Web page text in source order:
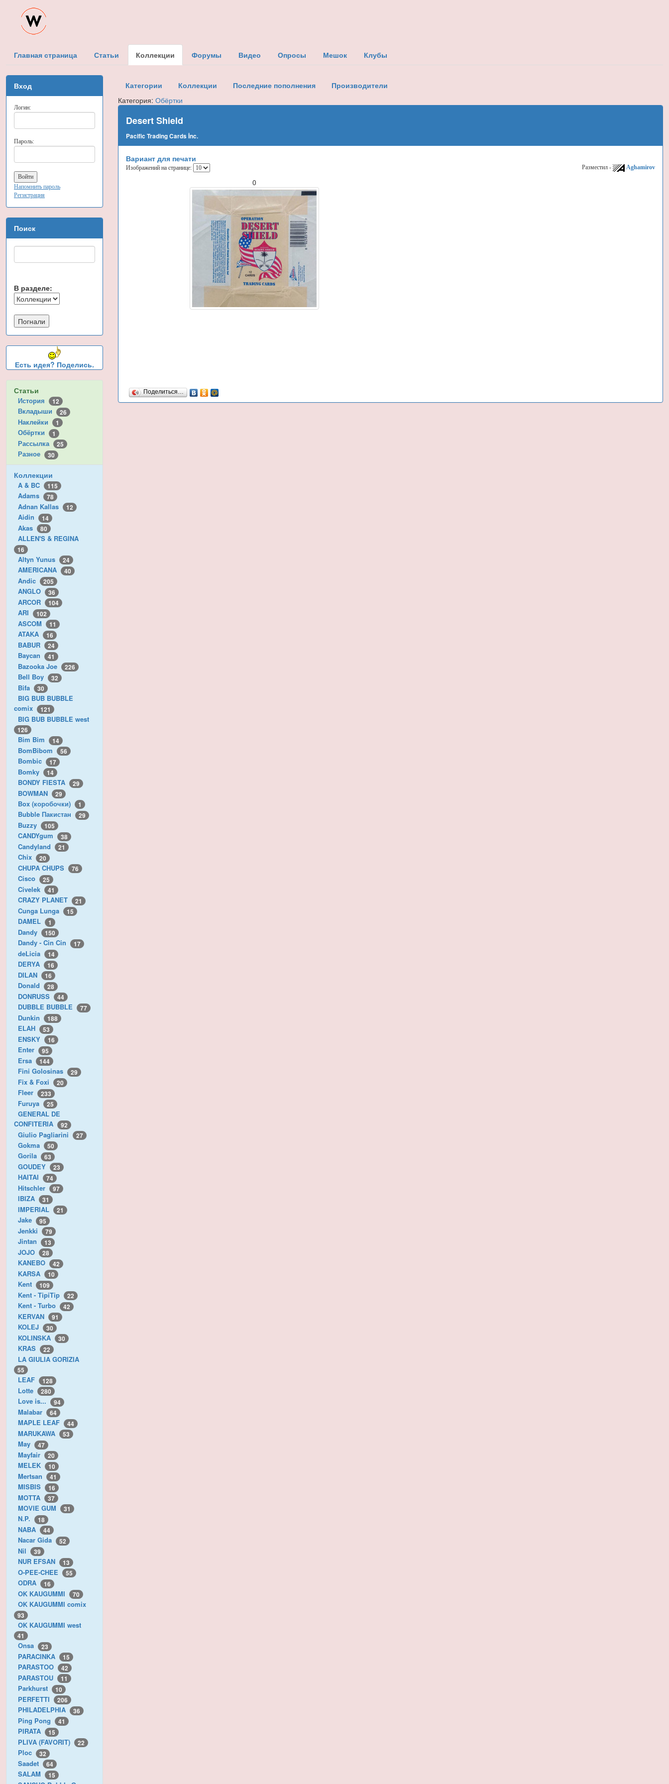
Главная страница Статьи Коллекции Форумы Видео Опросы Мешок Клубы
Вход
Логин:
Пароль:
Напомнить пароль
Регистрация
Поиск
В разделе:
Есть идея? Поделись.
Статьи
История 12
Вкладыши 26
Наклейки 1
Обёртки 1
Рассылка 25
Разное 30
Коллекции
A & BC 115
Adams 78
Adnan Kallas 12
Aidin 14
Akas 80
ALLEN'S & REGINA
16
Altyn Yunus 24
AMERICANA 40
Andic 205
ANGLO 36
ARCOR 104
ARI 102
ASCOM 11
ATAKA 16
BABUR 24
Baycan 41
Bazooka Joe 226
Bell Boy 32
Bifa 30
BIG BUB BUBBLE
comix
121
BIG BUB BUBBLE west
126
Bim Bim 14
BomBibom 56
Bombic 17
Bomky 14
BONDY FIESTA 29
BOWMAN 29
Box (коробочки) 1
Bubble Пакистан 29
Buzzy 105
CANDYgum 38
Candyland 21
Chix 20
CHUPA CHUPS 76
Cisco 25
Civelek 41
CRAZY PLANET 21
Cunga Lunga 15
DAMEL 1
Dandy 150
Dandy - Cin Cin 17
deLicia 14
DERYA 16
DILAN 16
Donald 28
DONRUSS 44
DUBBLE BUBBLE 77
Dunkin 188
ELAH 53
ENSKY 16
Enter 95
Ersa 144
Fini Golosinas 29
Fix & Foxi 20
Fleer 233
Furuya 25
GENERAL DE
CONFITERIA
92
Giulio Pagliarini 27
Gokma 50
Gorila 63
GOUDEY 23
HAITAI 74
Hitschler 97
IBIZA 31
IMPERIAL 21
Jake 95
Jenkki 79
Jintan 13
JOJO 28
KANEBO 42
KARSA 10
Kent 109
Kent - TipiTip 22
Kent - Turbo 42
KERVAN 91
KOLEJ 30
KOLINSKA 30
KRAS 22
LA GIULIA GORIZIA
55
LEAF 128
Lotte 280
Love is... 94
Malabar 64
MAPLE LEAF 44
MARUKAWA 53
May 47
Mayfair 20
MELEK 10
Mertsan 41
MISBIS 16
MOTTA 37
MOVIE GUM 31
N.P. 18
NABA 44
Nacar Gida 52
Nil 39
NUR EFSAN 13
O-PEE-CHEE 55
ODRA 16
OK KAUGUMMI 70
OK KAUGUMMI comix
93
OK KAUGUMMI west
41
Onsa 23
PARACINKA 15
PARASTOO 42
PARASTOU 11
Parkhurst 10
PERFETTI 206
PHILADELPHIA 36
Ping Pong 41
PIRATA 15
PLIVA (FAVORIT) 22
Ploc 32
Saadet 64
SALAM 15
Категории Коллекции Последние пополнения
Производители
Категория: Обёртки
Desert Shield
Pacific Trading Cards İnc.
Вариант для печати
Изображений на странице: Разместил - Aghamirov
0
Поделиться…